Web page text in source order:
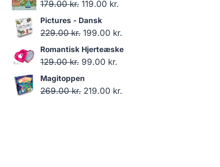
179.00 kr..
179.00kr. Den
oprindelige
pris
179.00 kr..
119.00 kr.
pris
Pictures - Dansk
229.00kr. Den
oprindelige
pris
229.00 kr..
199.00 kr.
aktuelle
Romantisk Hjerteæske
129.00kr. Den
oprindelige
pris
99.00 kr.
pris
Magitoppen
269.00kr. Den
219.00 kr.